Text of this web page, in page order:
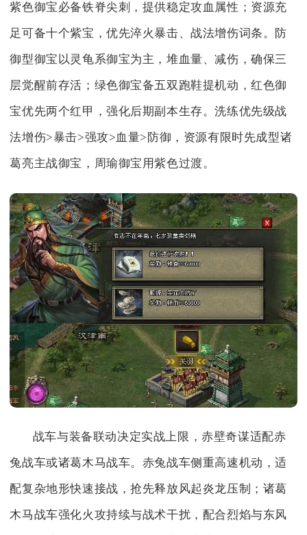
紫色御宝必备铁脊尖刺，提供稳定攻血属性；资源充
足可备十个紫宝，优先淬火暴击、战法增伤词条。防
御型御宝以灵龟系御宝为主，堆血量、减伤，确保三
层觉醒前存活；绿色御宝备五双跑鞋提机动，红色御
宝优先两个红甲，强化后期副本生存。洗练优先级战
法增伤>暴击>强攻>血量>防御，资源有限时先成型诸
葛亮主战御宝，周瑜御宝用紫色过渡。
战车与装备联动决定实战上限，赤壁奇谋适配赤
兔战车或诸葛木马战车。赤兔战车侧重高速机动，适
配复杂地形快速接战，抢先释放风起炎龙压制；诸葛
木马战车强化火攻持续与战术干扰，配合烈焰与东风